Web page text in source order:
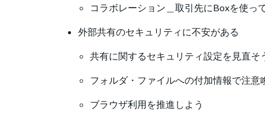
コラボレーション＿取引先にBoxを使っ
外部共有のセキュリティに不安がある
共有に関するセキュリティ設定を見直そ
フォルダ・ファイルへの付加情報で注意
ブラウザ利用を推進しよう